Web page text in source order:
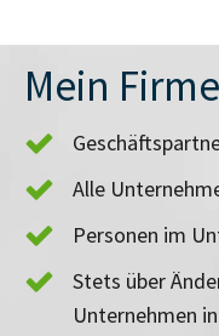
Mein
Alle
Personen im
Stets über
Unternehmen